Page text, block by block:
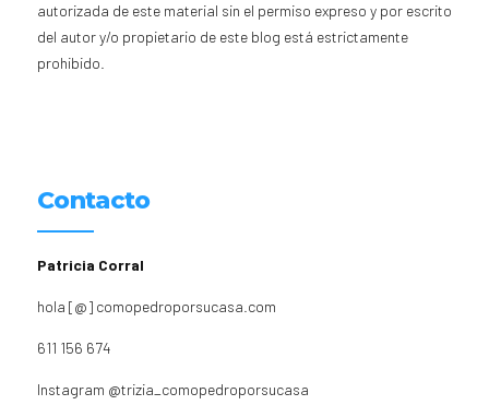
autorizada de este material sin el permiso expreso y por escrito
del autor y/o propietario de este blog está estrictamente
prohibido.
Contacto
Patricia Corral
hola [@] comopedroporsucasa.com
611 156 674
Instagram @trizia_comopedroporsucasa